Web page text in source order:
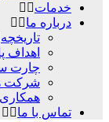
خدمات
درباره ما
تاریخچه
اهداف
چارت
شرکت
همکاری
تماس با ما